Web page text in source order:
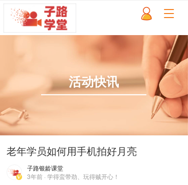
T
g
g
l
e
n
i
g
t
活动快讯
老年学员如何用手机拍好月亮
子路银龄课堂
3年前 · 学得蛮带劲、玩得贼开心！